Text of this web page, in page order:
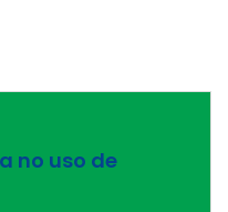
no uso de